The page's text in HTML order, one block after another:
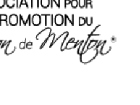
et de Gestion IGP